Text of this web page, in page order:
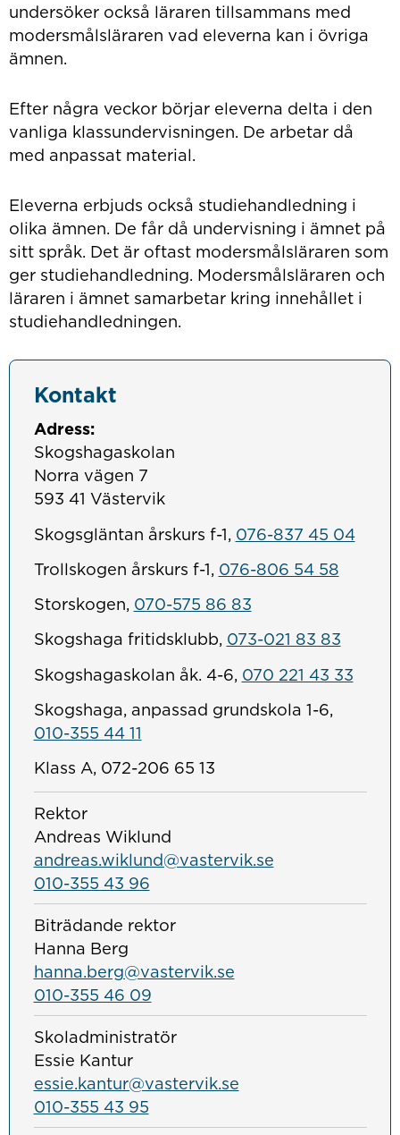
undersöker också läraren tillsammans med
modersmålsläraren vad eleverna kan i övriga
ämnen.
Efter några veckor börjar eleverna delta i den
vanliga klassundervisningen. De arbetar då
med anpassat material.
Eleverna erbjuds också studiehandledning i
olika ämnen. De får då undervisning i ämnet på
sitt språk. Det är oftast modersmålsläraren som
ger studiehandledning. Modersmålsläraren och
läraren i ämnet samarbetar kring innehållet i
studiehandledningen.
Kontakt
Adress:
Skogshagaskolan
Norra vägen 7
593 41 Västervik
Skogsgläntan årskurs f-1, 076-837 45 04
Trollskogen årskurs f-1, 076-806 54 58
Storskogen, 070-575 86 83
Skogshaga fritidsklubb, 073-021 83 83
Skogshagaskolan åk. 4-6, 070 221 43 33
Skogshaga, anpassad grundskola 1-6,
010-355 44 11
Klass A, 072-206 65 13
Rektor
Andreas Wiklund
andreas.wiklund@vastervik.se
010-355 43 96
Biträdande rektor
Hanna Berg
hanna.berg@vastervik.se
010-355 46 09
Skoladministratör
Essie Kantur
essie.kantur@vastervik.se
010-355 43 95